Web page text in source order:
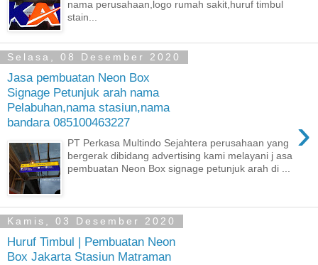
nama perusahaan,logo rumah sakit,huruf timbul
stain...
Selasa, 08 Desember 2020
Jasa pembuatan Neon Box
Signage Petunjuk arah nama
Pelabuhan,nama stasiun,nama
bandara 085100463227
›
PT Perkasa Multindo Sejahtera perusahaan yang
bergerak dibidang advertising kami melayani j asa
pembuatan Neon Box signage petunjuk arah di ...
Kamis, 03 Desember 2020
Huruf Timbul | Pembuatan Neon
Box Jakarta Stasiun Matraman